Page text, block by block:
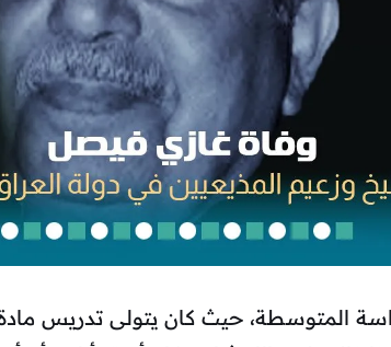
المتوسطة، حيث كان يتولى تدريس مادة